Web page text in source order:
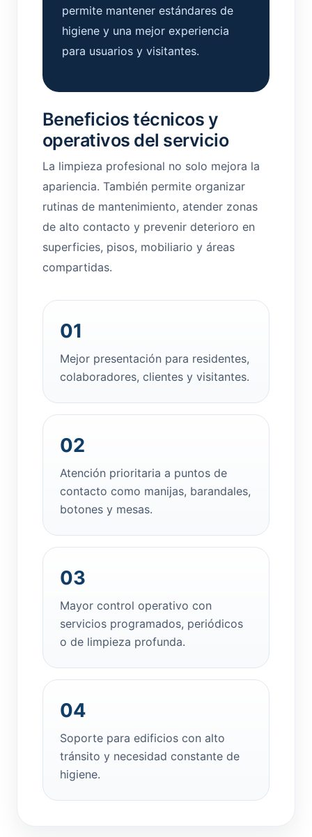
permite mantener estándares de
higiene y una mejor experiencia
para usuarios y visitantes.
Beneficios técnicos y
operativos del servicio
La limpieza profesional no solo mejora la
apariencia. También permite organizar
rutinas de mantenimiento, atender zonas
de alto contacto y prevenir deterioro en
superficies, pisos, mobiliario y áreas
compartidas.
01
Mejor presentación para residentes,
colaboradores, clientes y visitantes.
02
Atención prioritaria a puntos de
contacto como manijas, barandales,
botones y mesas.
03
Mayor control operativo con
servicios programados, periódicos
o de limpieza profunda.
04
Soporte para edificios con alto
tránsito y necesidad constante de
higiene.